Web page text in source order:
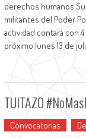
derechos humanos
militantes del Poder
actividad contará con
próximo lunes 13 de
TUITAZO
Convocatorias